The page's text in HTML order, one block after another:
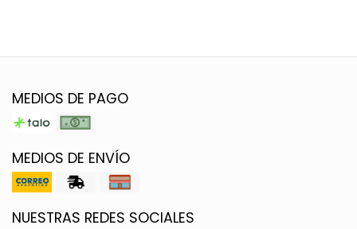
MEDIOS DE PAGO
MEDIOS DE ENVÍO
NUESTRAS REDES SOCIALES